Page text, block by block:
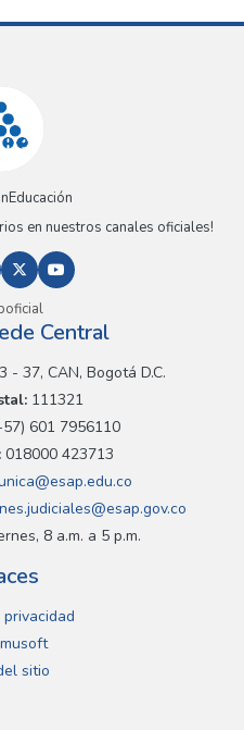
en nuestros canales oficiales!
Central
37, CAN, Bogotá D.C.
111321
601 7956110
018000 423713
8 a.m. a 5 p.m.
sitio